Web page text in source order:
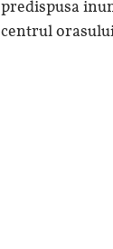
predispusa
centrul